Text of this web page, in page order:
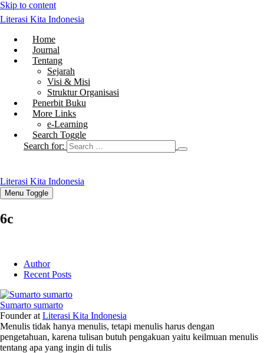
Skip to content
Literasi Kita Indonesia
Home
Journal
Tentang
Sejarah
Visi & Misi
Struktur Organisasi
Penerbit Buku
More Links
e-Learning
Search Toggle
Search for:
Literasi Kita Indonesia
Menu Toggle
6c
Author
Recent Posts
Sumarto sumarto
Founderat Literasi Kita Indonesia
Menulis tidak hanya menulis, tetapi menulis harus dengan
pengetahuan, karena tulisan butuh pengakuan yaitu keilmuan menulis
tentang apa yang ingin di tulis